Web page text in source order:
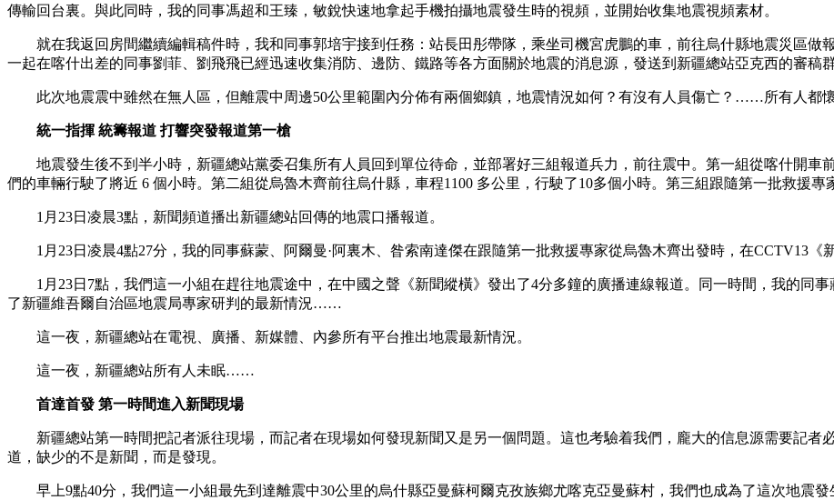
CCTV.节目官网 直播 节目单 栏目 片库 热播榜 总台企业白名单
傳輸回台裏。與此同時，我的同事馮超和王臻，敏銳快速地拿起手機拍攝地震發生時的視頻，並開始收集地震視頻素材。
就在我返回房間繼續編輯稿件時，我和同事郭培宇接到任務：站長田彤帶隊，乘坐司機宮虎鵬的車，前往烏什縣地震災區做
一起在喀什出差的同事劉菲、劉飛飛已經迅速收集消防、邊防、鐵路等各方面關於地震的消息源，發送到新疆總站亞克西的審稿
此次地震震中雖然在無人區，但離震中周邊50公里範圍內分佈有兩個鄉鎮，地震情況如何？有沒有人員傷亡？……所有人都懷
統一指揮 統籌報道 打響突發報道第一槍
地震發生後不到半小時，新疆總站黨委召集所有人員回到單位待命，並部署好三組報道兵力，前往震中。第一組從喀什開車
們的車輛行駛了將近 6 個小時。第二組從烏魯木齊前往烏什縣，車程1100 多公里，行駛了10多個小時。第三組跟隨第一批救援專
1月23日凌晨3點，新聞頻道播出新疆總站回傳的地震口播報道。
1月23日凌晨4點27分，我的同事蘇蒙、阿爾曼·阿裏木、昝索南達傑在跟隨第一批救援專家從烏魯木齊出發時，在CCTV13《
1月23日7點，我們這一小組在趕往地震途中，在中國之聲《新聞縱橫》發出了4分多鐘的廣播連線報道。同一時間，我的同
了新疆維吾爾自治區地震局專家研判的最新情況……
這一夜，新疆總站在電視、廣播、新媒體、內參所有平台推出地震最新情況。
這一夜，新疆總站所有人未眠……
首達首發 第一時間進入新聞現場
新疆總站第一時間把記者派往現場，而記者在現場如何發現新聞又是另一個問題。這也考驗着我們，龐大的信息源需要記者
道，缺少的不是新聞，而是發現。
早上9點40分，我們這一小組最先到達離震中30公里的烏什縣亞曼蘇柯爾克孜族鄉尤喀克亞曼蘇村，我們也成為了這次地震